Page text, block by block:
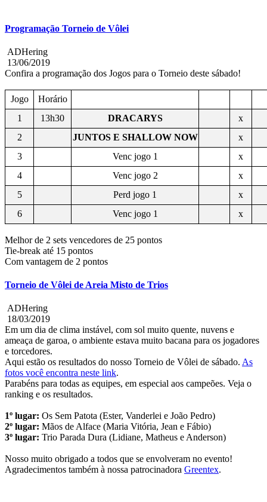
Programação Torneio de Vôlei
ADHering
13/06/2019
Confira a programação dos Jogos para o Torneio deste sábado!
Jogo
Horário
1
13h30 DRACARYS
x
2
JUNTOS E SHALLOW NOW
x
3
Venc jogo 1
x
4
Venc jogo 2
x
5
Perd jogo 1
x
6
Venc jogo 1 x
Melhor de 2 sets vencedores de 25 pontos
Tie-break até 15 pontos
Com vantagem de 2 pontos
Torneio de Vôlei de Areia Misto de Trios
ADHering
18/03/2019
Em um dia de clima instável, com sol muito quente, nuvens e
ameaça de garoa, o ambiente estava muito bacana para os jogadores
e torcedores.
Aqui estão os resultados do nosso Torneio de Vôlei de sábado. As
fotos você encontra neste link.
Parabéns para todas as equipes, em especial aos campeões. Veja o
ranking e os resultados.
1º lugar: Os Sem Patota (Ester, Vanderlei e João Pedro)
2º lugar: Mãos de Alface (Maria Vitória, Jean e Fábio)
3º lugar: Trio Parada Dura (Lidiane, Matheus e Anderson)
Nosso muito obrigado a todos que se envolveram no evento!
Agradecimentos também à nossa patrocinadora Greentex.